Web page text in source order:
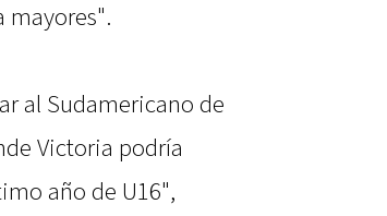
mayores".
al Sudamericano de
Victoria podría
año de U16",